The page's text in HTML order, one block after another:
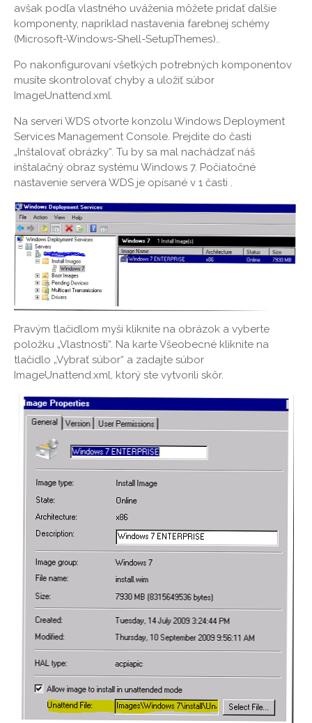
avšak podľa vlastného uváženia môžete pridať ďalšie
komponenty, napríklad nastavenia farebnej schémy
(Microsoft-Windows-Shell-SetupThemes)..
Po nakonfigurovaní všetkých potrebných komponentov
musíte skontrolovať chyby a uložiť súbor
ImageUnattend.xml.
Na serveri WDS otvorte konzolu Windows Deployment
Services Management Console. Prejdite do časti
„Inštalovať obrázky“. Tu by sa mal nachádzať náš
inštalačný obraz systému Windows 7. Počiatočné
nastavenie servera WDS je opísané v 1 časti .
Pravým tlačidlom myši kliknite na obrázok a vyberte
položku „Vlastnosti“. Na karte Všeobecné kliknite na
tlačidlo „Vybrať súbor“ a zadajte súbor
ImageUnattend.xml, ktorý ste vytvorili skôr.